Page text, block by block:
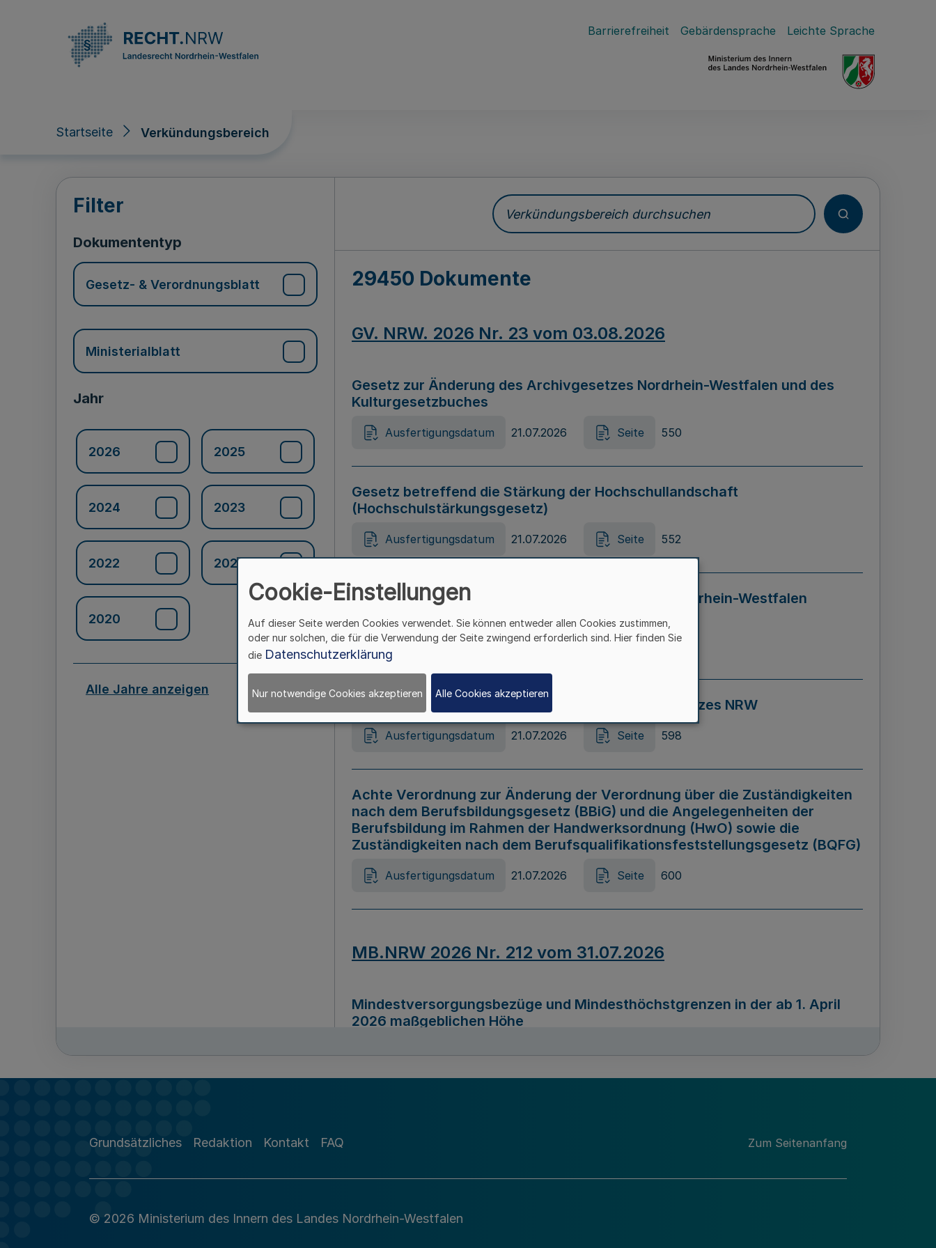
Barrierefreiheit Gebärdensprache Leichte Sprache
Startseite Verkündungsbereich
Verkündungsbereich
Filter
Dokumententyp
Gesetz- & Verordnungsblatt
Ministerialblatt
Jahr
2026 2025
2024 2023
2022 2021
2020
Alle Jahre anzeigen
Verkündungsbereich durchsuchen
29450 Dokumente
GV. NRW. 2026 Nr. 23 vom 03.08.2026
Gesetz zur Änderung des Archivgesetzes Nordrhein-Westfalen und des
Kulturgesetzbuches
Ausfertigungsdatum 21.07.2026 Seite 550
Gesetz betreffend die Stärkung der Hochschullandschaft
(Hochschulstärkungsgesetz)
Ausfertigungsdatum 21.07.2026 Seite 552
Gesetz zur Vermeidung von Diskriminierung in Nordrhein-Westfalen
(Landesantidiskriminierungsgesetz – LADG NRW)
Ausfertigungsdatum 21.07.2026 Seite 595
Gesetz zur Änderung des Online-Casinospiel Gesetzes NRW
Ausfertigungsdatum 21.07.2026 Seite 598
Achte Verordnung zur Änderung der Verordnung über die Zuständigkeiten
nach dem Berufsbildungsgesetz (BBiG) und die Angelegenheiten der
Berufsbildung im Rahmen der Handwerksordnung (HwO) sowie die
Zuständigkeiten nach dem Berufsqualifikationsfeststellungsgesetz (BQFG)
Ausfertigungsdatum 21.07.2026 Seite 600
MB.NRW 2026 Nr. 212 vom 31.07.2026
Mindestversorgungsbezüge und Mindesthöchstgrenzen in der ab 1. April
2026 maßgeblichen Höhe
Richtlinie zur Durchführung des Förderprogramms „Mittelstand Innovativ &
Grundsätzliches Redaktion Kontakt FAQ Zum Seitenanfang
© 2026 Ministerium des Innern des Landes Nordrhein-Westfalen
Cookie-Einstellungen
Auf dieser Seite werden Cookies verwendet. Sie können entweder allen Cookies zustimmen,
oder nur solchen, die für die Verwendung der Seite zwingend erforderlich sind. Hier finden Sie
die Datenschutzerklärung
Nur notwendige Cookies akzeptieren Alle Cookies akzeptieren